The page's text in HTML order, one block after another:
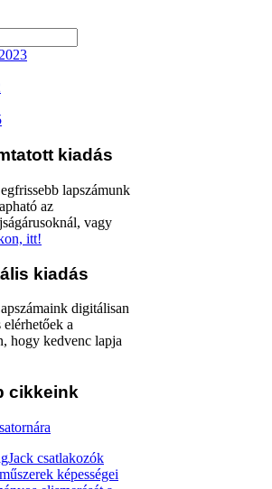
kiadás
lapszámunk
az
vagy
itt!
kiadás
digitálisan
elérhetőek a
hogy kedvenc lapja
cikkeink
csatlakozók
képességei